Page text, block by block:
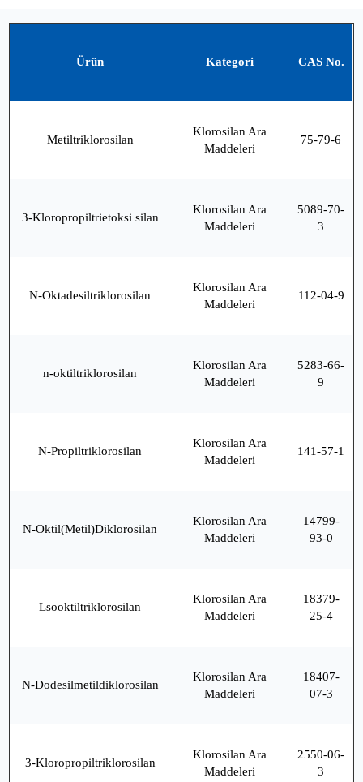
Ürün Kategori CAS No.
Metiltriklorosilan
Klorosilan Ara
Maddeleri
75-79-6
3-Kloropropiltrietoksi silan
Klorosilan Ara
Maddeleri
5089-70-
3
N-Oktadesiltriklorosilan
Klorosilan Ara
Maddeleri
112-04-9
n-oktiltriklorosilan
Klorosilan Ara
Maddeleri
5283-66-
9
N-Propiltriklorosilan
Klorosilan Ara
Maddeleri
141-57-1
N-Oktil(Metil)Diklorosilan
Klorosilan Ara
Maddeleri
14799-
93-0
Lsooktiltriklorosilan
Klorosilan Ara
Maddeleri
18379-
25-4
N-Dodesilmetildiklorosilan
Klorosilan Ara
Maddeleri
18407-
07-3
3-Kloropropiltriklorosilan
Klorosilan Ara
Maddeleri
2550-06-
3